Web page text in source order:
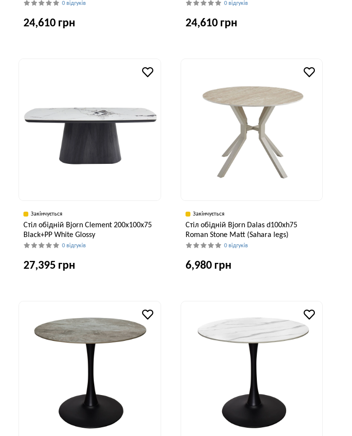
0 відгуків
24,610 грн
75 см
0 відгуків
24,610 грн
75 см
Закінчується
Стіл обідній Bjorn Clement 200x100x75
Black+PP White Glossy
0 відгуків
27,395 грн
75 см
Закінчується
Стіл обідній Bjorn Dalas d100xh75
Roman Stone Matt (Sahara legs)
0 відгуків
6,980 грн
75 см